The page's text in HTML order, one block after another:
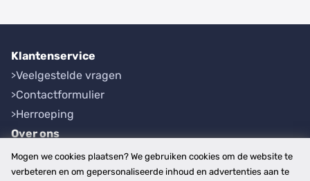
Klantenservice
Veelgestelde vragen
Contactformulier
Herroeping
Over ons
Bedrijfsgegevens
Werkwijze
Mogen we cookies plaatsen? We gebruiken cookies om de website te
verbeteren en om gepersonaliseerde inhoud en advertenties aan te